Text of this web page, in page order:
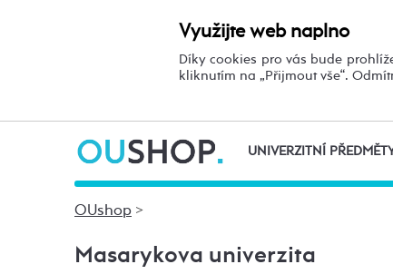
Využijte web naplno
Díky cookies pro vás bude
kliknutím na „Přijmout vše“.
UNIVERZITNÍ
OUshop >
Masarykova univerzita